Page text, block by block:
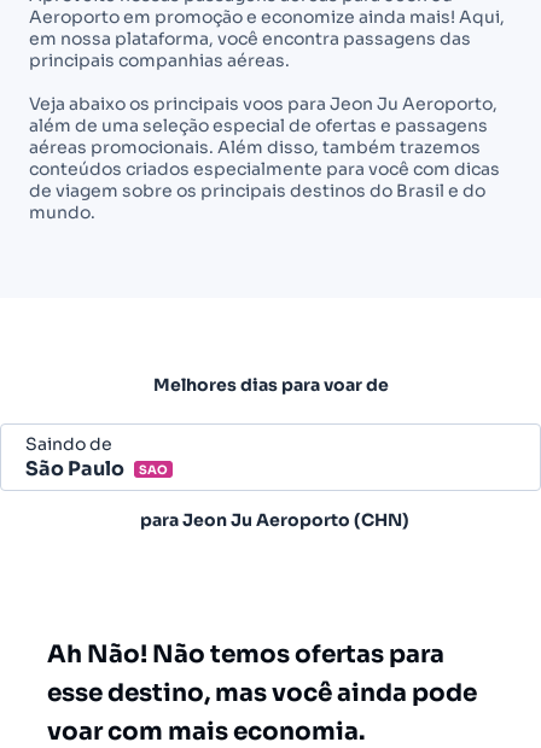
Aeroporto em promoção e economize ainda mais! Aqui,
em nossa plataforma, você encontra passagens das
principais companhias aéreas.
Veja abaixo os principais voos para Jeon Ju Aeroporto,
além de uma seleção especial de ofertas e passagens
aéreas promocionais. Além disso, também trazemos
conteúdos criados especialmente para você com dicas
de viagem sobre os principais destinos do Brasil e do
mundo.
Melhores dias para voar de
Saindo de
São Paulo SAO
Belo Horizonte - Todos (BHZ)
Salvador - Todos (SSA)
Brasília (BSB)
paraJeon Ju Aeroporto (CHN)
Ah Não! Não temos ofertas para
esse destino, mas você ainda pode
voar com mais economia.